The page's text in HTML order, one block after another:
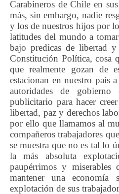
Carabineros de Chile en
más, sin embargo, nadie
y los de nuestros hijos por
latitudes del mundo a
bajo predicas de libertad y
Constitución Política, cosa
que realmente gozan de
estacionan en nuestro país
autoridades de
publicitario para hacer
libertad, paz y derechos
por ello que llamamos al
compañeros trabajadores
se muestra que no es tal lo
la más absoluta
paupérrimos y
mantener una
explotación de sus